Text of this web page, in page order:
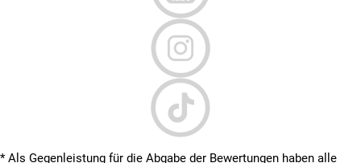
* Als Gegenleistung für die Abgabe der Bewertungen haben alle